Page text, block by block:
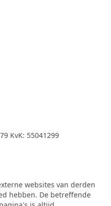
KvK: 55041299
websites van derden
hebben. De betreffende